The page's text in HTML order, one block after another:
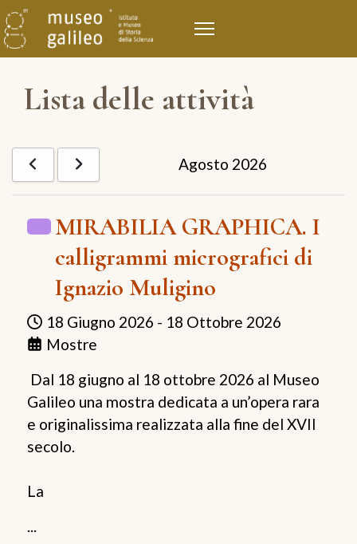
Lista delle attività
Agosto 2026
MIRABILIA GRAPHICA. I
calligrammi micrografici di
Ignazio Muligino
18 Giugno 2026 - 18 Ottobre 2026
Mostre
Dal 18 giugno al 18 ottobre 2026 al Museo
Galileo una mostra dedicata a un’opera rara
e originalissima realizzata alla fine del XVII
secolo.
La
...